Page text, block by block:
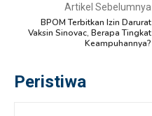
Artikel Sebelumnya
BPOM Terbitkan Izin Darurat
Vaksin Sinovac, Berapa Tingkat
Keampuhannya?
Peristiwa